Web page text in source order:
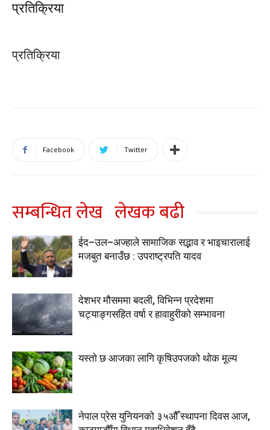
प्रतिक्रिया
प्रतिक्रिया
Facebook Twitter
सम्बन्धित लेख लेखक बढी
ईद–उल–अज्हाले सामाजिक सद्भाव र भाइचारालाई
मजबुत बनाउँछ : उपराष्ट्रपति यादव
देशभर मौसममा बदली, विभिन्न प्रदेशमा
चट्याङ्गसहित वर्षा र हावाहुरीको सम्भावना
यस्तो छ आजका लागि कृषिउपजको थोक मूल्य
नेपाल प्रेस युनियनको ३५औँ स्थापना दिवस आज,